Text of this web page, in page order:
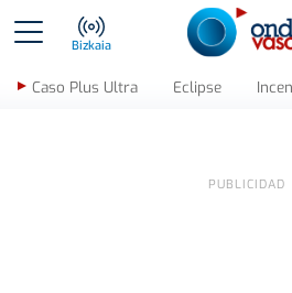
Bizkaia
Caso Plus Ultra Eclipse